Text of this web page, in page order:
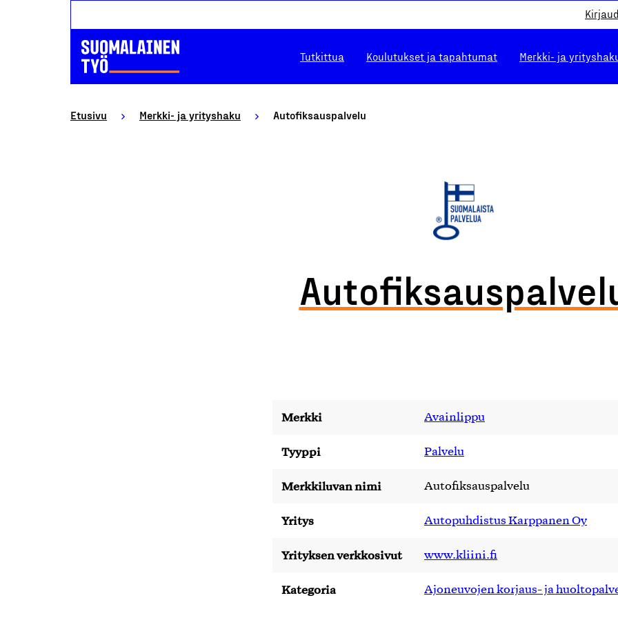
Tutkittua Koulutukset ja tapahtumat Merkki- ja
Etusivu Merkki- ja yrityshaku Autofiksauspalvelu
Merkki Avainlippu
Tyyppi Palvelu
Merkkiluvan nimi Autofiksauspalvelu
Yritys Autopuhdistus Karppanen Oy
Yrityksen verkkosivut www.kliini.fi
Kategoria Ajoneuvojen korjaus- ja